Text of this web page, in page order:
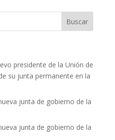
presidente de la Unión de
su junta permanente en la
junta de gobierno de la
junta de gobierno de la